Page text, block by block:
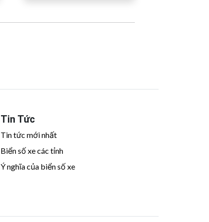
Tin Tức
Tin tức mới nhất
Biển số xe các tỉnh
Ý nghĩa của biển số xe